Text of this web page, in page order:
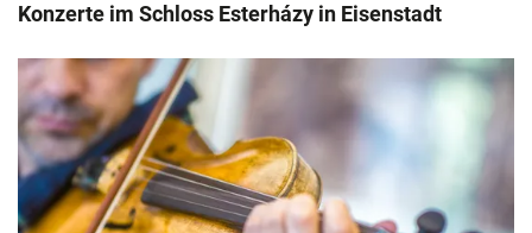
Konzerte im Schloss Esterházy in Eisenstadt